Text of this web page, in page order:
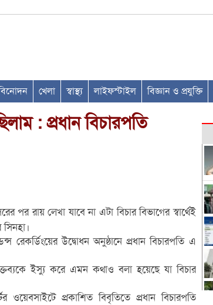
খেলা স্বাস্থ্য লাইফস্টাইল বিজ্ঞান ও প্রযুক্তি
: প্রধান বিচারপতি
পর রায় লেখা যাবে না এটা বিচার বিভাগের স্বার্থেই
উদ্বোধন অনুষ্ঠানে প্রধান বিচারপতি এ
ইস্যু করে এমন কথাও বলা হয়েছে যা বিচার
ওয়েবসাইটে প্রকাশিত বিবৃতিতে প্রধান বিচারপতি